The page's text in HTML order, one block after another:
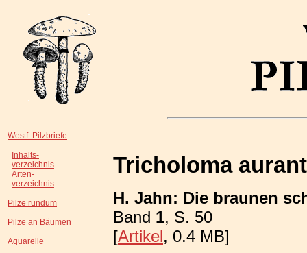
Westf. Pilzbriefe
Inhalts-
verzeichnis
Arten-
verzeichnis
Pilze rundum
Pilze an Bäumen
Aquarelle
Tricholoma
H. Jahn: Die braunen
Band 1, S. 50
[Artikel, 0.4 MB]